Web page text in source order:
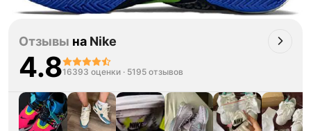
Отзывы на Nike
4.816393 оценки · 5195 отзывов